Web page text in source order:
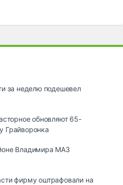
за неделю подешевел
обновляют 65-
Грайворонка
Владимира МАЗ
фирму оштрафовали на